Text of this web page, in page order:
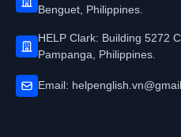
Benguet, Philippines.
HELP Clark: Building 5272
Pampanga, Philippines.
Email: